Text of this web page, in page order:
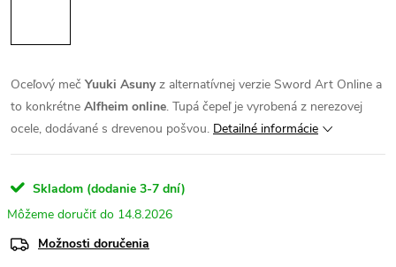
Oceľový mečYuuki Asunyz alternatívnej verzie Sword Art Online a
to konkrétne Alfheim online. Tupá čepeľ je vyrobená z nerezovej
ocele, dodávané s drevenou pošvou. Detailné informácie
Skladom (dodanie 3-7 dní)
14.8.2026
Možnosti doručenia